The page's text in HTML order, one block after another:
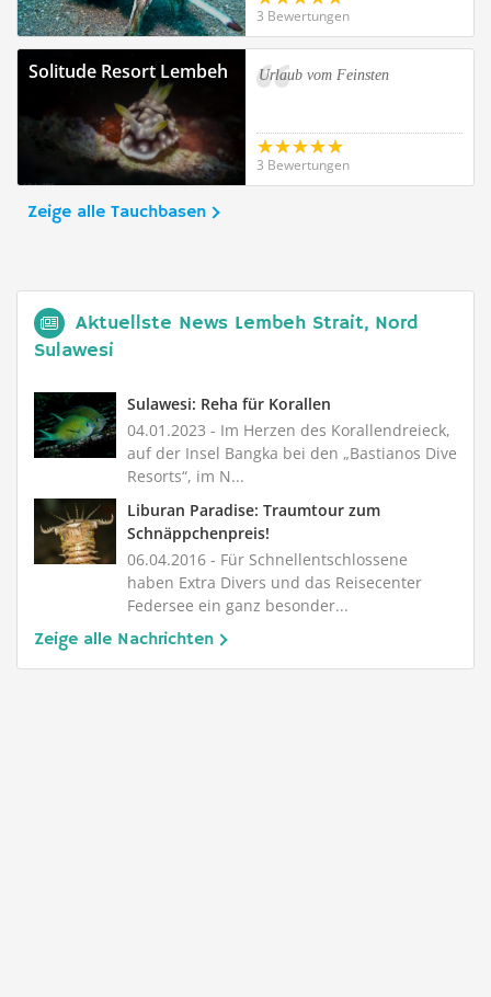
3 Bewertungen
Solitude Resort Lembeh Urlaub vom Feinsten
3 Bewertungen
Zeige alle Tauchbasen
Aktuellste News Lembeh Strait, Nord
Sulawesi
Sulawesi: Reha für Korallen
04.01.2023 - Im Herzen des Korallendreieck,
auf der Insel Bangka bei den „Bastianos Dive
Resorts“, im N...
Liburan Paradise: Traumtour zum
Schnäppchenpreis!
06.04.2016 - Für Schnellentschlossene
haben Extra Divers und das Reisecenter
Federsee ein ganz besonder...
Zeige alle Nachrichten